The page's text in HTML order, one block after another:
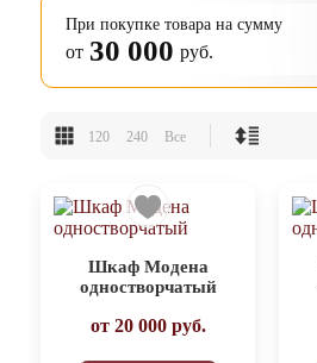
При покупке товара на сумму
от 30 000 руб.
120 240 Все
Шкаф Модена
одностворчатый
от 20 000руб.